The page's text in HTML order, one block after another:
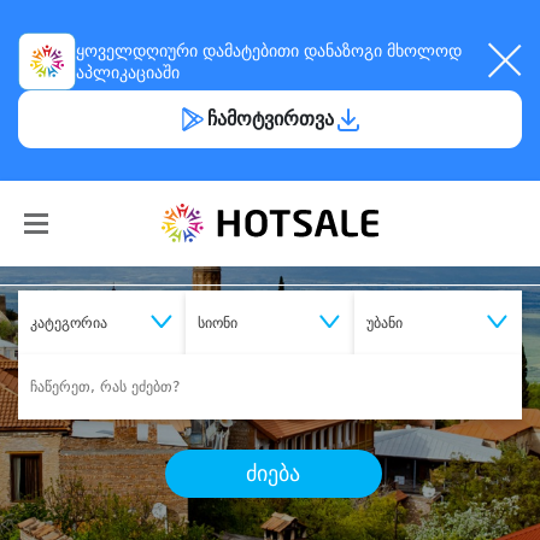
ყოველდღიური დამატებითი დანაზოგი მხოლოდ
აპლიკაციაში
ჩამოტვირთვა
კატეგორია სიონი უბანი
ძიება
შეიძინესასურველი მომსახურება